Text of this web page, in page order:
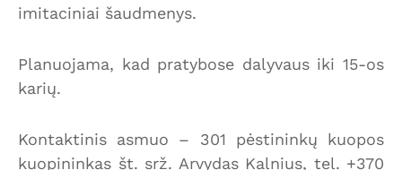
imitaciniai šaudmenys.
Planuojama, kad pratybose dalyvaus iki 15-os
karių.
Kontaktinis asmuo – 301 pėstininkų kuopos
kuopininkas št. srž. Arvydas Kalnius, tel. +370